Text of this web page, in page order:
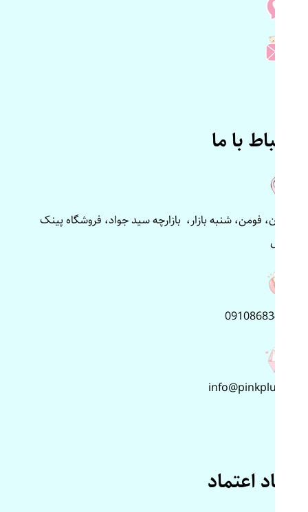
ارتباط با ما
گیلان، فومن، شنبه بازار، بازارچه سید جواد، فروشگاه پینک
پلاس
09108683499
info@pinkplus.ir
نماد اعتماد